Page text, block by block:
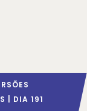
| DIA 191